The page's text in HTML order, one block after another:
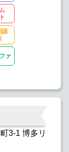
談
ァ
3-1 博多リ